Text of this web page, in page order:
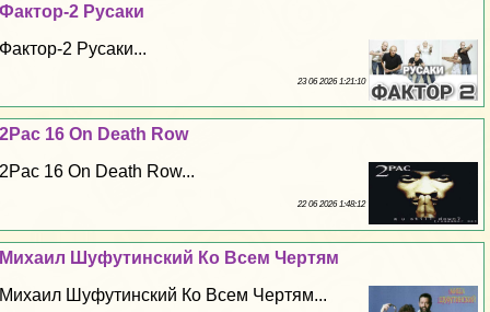
Фактор-2 Русаки
Фактор-2 Русаки...
23 06 2026 1:21:10
2Pac 16 On Death Row
2Pac 16 On Death Row...
22 06 2026 1:48:12
Михаил Шуфутинский Ко Всем Чертям
Михаил Шуфутинский Ко Всем Чертям...